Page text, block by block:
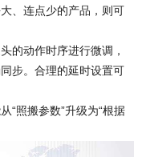
、连点少的产品，则可
的动作时序进行微调，
步。合理的延时设置可
“照搬参数”升级为“根据